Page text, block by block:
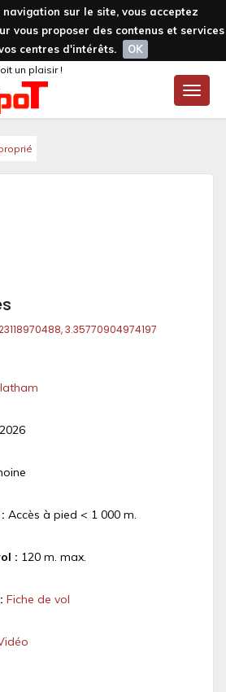
sur le site, vous acceptez
vous proposer des contenus et services
centres d'intérêts.
OK
Toggle
un plaisir !
3.35770904974197
latham
Accès à pied < 1 000 m.
: 120 m. max.
Fiche de vol